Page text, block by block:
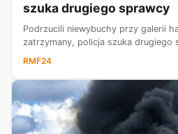
szuka drugiego sprawcy
Podrzucili niewybuchy przy galerii
zatrzymany, policja szuka drugiego
RMF24